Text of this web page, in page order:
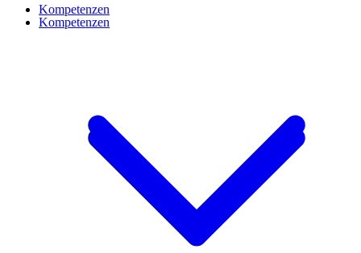
Kompetenzen
Kompetenzen